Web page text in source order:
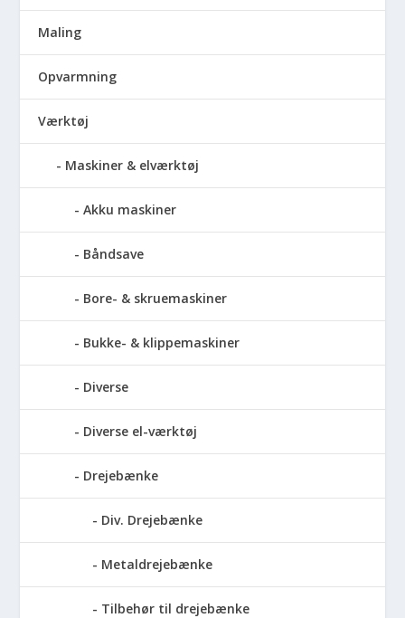
Maling
Opvarmning
Værktøj
Maskiner & elværktøj
Akku maskiner
Båndsave
Bore- & skruemaskiner
Bukke- & klippemaskiner
Diverse
Diverse el-værktøj
Drejebænke
Div. Drejebænke
Metaldrejebænke
Tilbehør til drejebænke